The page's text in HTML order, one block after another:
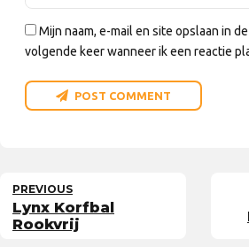
Mijn naam, e-mail en site opslaan in
volgende keer wanneer ik een reactie
POST COMMENT
PREVIOUS
Lynx Korfbal
Rookvrij